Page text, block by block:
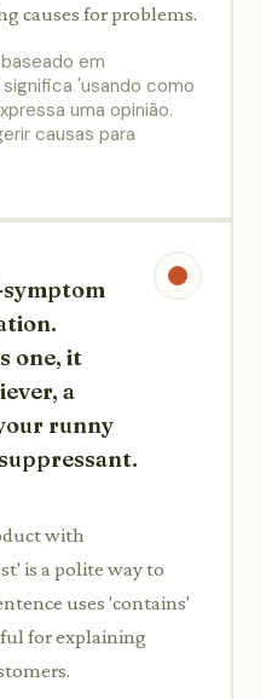
causes for problems.
em
'usando como
uma opinião.
causas para
one, it
a
runny
with
is a polite way to
uses 'contains'
for explaining